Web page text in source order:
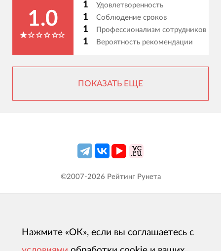
1.0
1 Удовлетворенность
1 Соблюдение сроков
1 Профессионализм сотрудников
1 Вероятность рекомендации
ПОКАЗАТЬ ЕЩЕ
©2007-2026 Рейтинг Рунета
Нажмите «ОК», если вы соглашаетесь с